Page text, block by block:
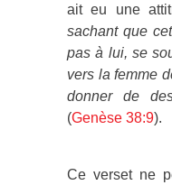
ait eu une
sachant que
pas à lui, se
vers la femme
donner de
(Genèse 38:9).
Ce verset ne